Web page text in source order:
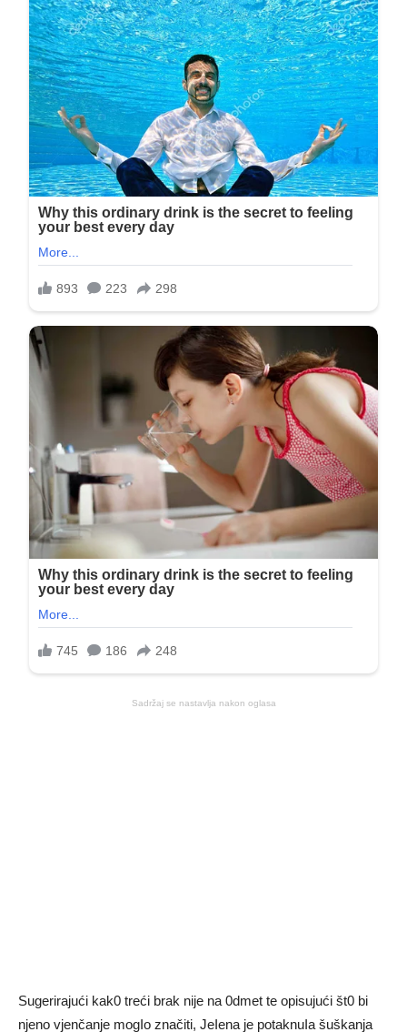
Sadržaj se nastavlja nakon oglasa
Sugerirajući kak0 treći brak nije na 0dmet te opisujući št0 bi
njeno vjenčanje mogIo značiti, JeIena je potaknuIa šuškanja